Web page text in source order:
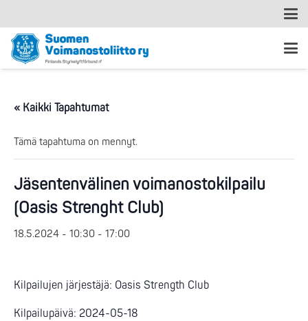
« Kaikki Tapahtumat
Tämä tapahtuma on mennyt.
Jäsentenvälinen voimanostokilpailu
(Oasis Strenght Club)
18.5.2024 - 10:30 - 17:00
Kilpailujen järjestäjä: Oasis Strength Club
Kilpailupäivä: 2024-05-18